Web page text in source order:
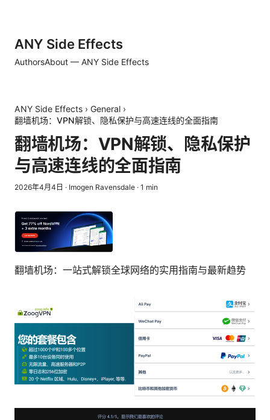
ANY Side Effects
AuthorsAbout — ANY Side Effects
ANY Side Effects › General ›
翻墙机场：VPN解锁、隐私保护与高速连线的全面指南
翻墙机场：VPN解锁、隐私保护
与高速连线的全面指南
2026年4月4日 · Imogen Ravensdale · 1 min
翻墙机场：一站式解锁全球网络的实用指南与最新趋势